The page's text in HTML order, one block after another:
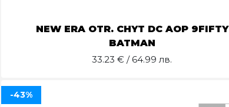
NEW ERA OTR. CHYT DC AOP 9FIFTY
BATMAN
33.23 € / 64.99 лв.
-43%